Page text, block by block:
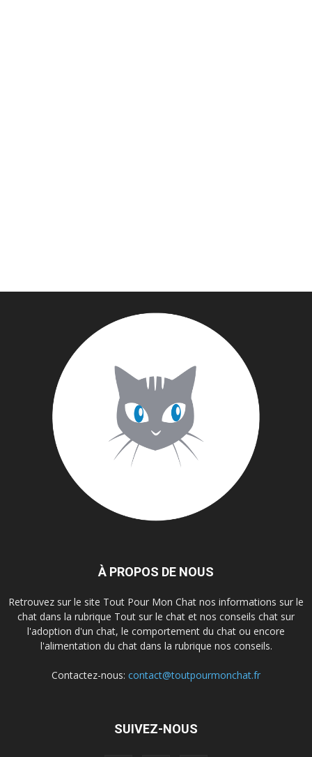
À PROPOS DE NOUS
Retrouvez sur le site Tout Pour Mon Chat nos informations sur le
chat dans la rubrique Tout sur le chat et nos conseils chat sur
l'adoption d'un chat, le comportement du chat ou encore
l'alimentation du chat dans la rubrique nos conseils.
Contactez-nous: contact@toutpourmonchat.fr
SUIVEZ-NOUS